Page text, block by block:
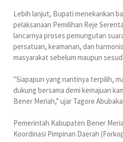
Lebih lanjut, Bupati menekankan
pelaksanaan Pemilihan Reje
lancarnya proses pemungutan
persatuan, keamanan, dan
masyarakat sebelum maupun
"Siapapun yang nantinya terpilih,
dukung bersama demi kemajuan
Bener Meriah,” ujar Tagore
Pemerintah Kabupaten Bener
Koordinasi Pimpinan Daerah